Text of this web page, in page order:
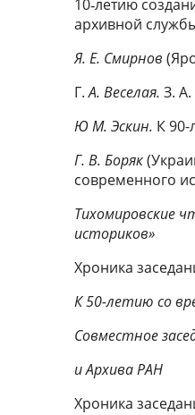
10‑летию
архивной
Я. Е. Смирнов
Г.А. Веселая.З.
Ю М. Эскин. К
Г. В. Боряк
современного
Тихомировские
историков»
Хроника
К 50-летию со
Совместное
и Архива РАН
Хроника